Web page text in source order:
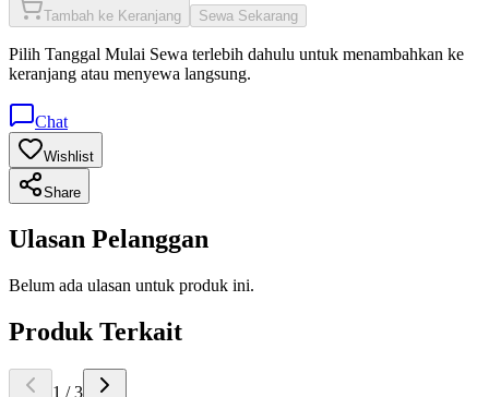
Tambah ke Keranjang Sewa Sekarang
Pilih Tanggal Mulai Sewa terlebih dahulu untuk menambahkan ke
keranjang atau menyewa langsung.
Chat
Wishlist
Share
Ulasan Pelanggan
Belum ada ulasan untuk produk ini.
Produk Terkait
1 /3